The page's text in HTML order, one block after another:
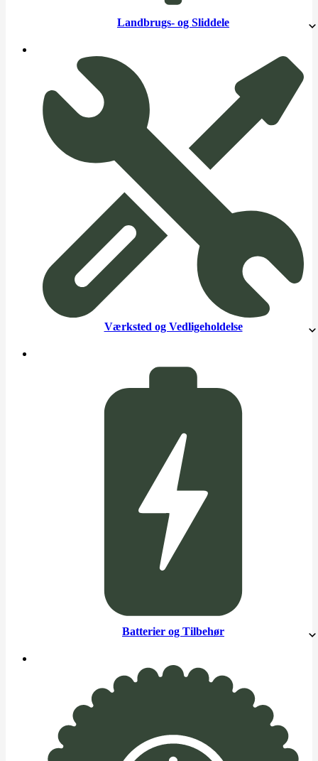
Landbrugs- og Sliddele
Værksted og Vedligeholdelse
Batterier og Tilbehør